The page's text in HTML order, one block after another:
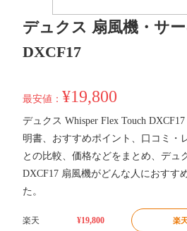
デュクス 扇風機・サ
DXCF17
最安値： ¥19,800
デュクス Whisper Flex Touch
明書、おすすめポイント、口コミ・
との比較、価格などをまとめ、デュ
DXCF17 扇風機がどんな人におすす
た。
楽天 ¥19,800 楽